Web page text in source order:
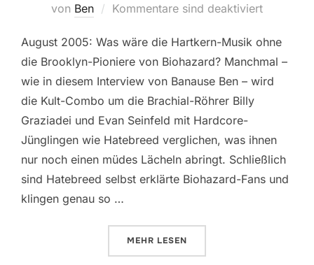
von Ben Kommentare sind deaktiviert
August 2005: Was wäre die Hartkern-Musik ohne
die Brooklyn-Pioniere von Biohazard? Manchmal –
wie in diesem Interview von Banause Ben – wird
die Kult-Combo um die Brachial-Röhrer Billy
Graziadei und Evan Seinfeld mit Hardcore-
Jünglingen wie Hatebreed verglichen, was ihnen
nur noch einen müdes Lächeln abringt. Schließlich
sind Hatebreed selbst erklärte Biohazard-Fans und
klingen genau so …
MEHR LESEN